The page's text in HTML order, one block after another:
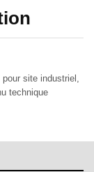
site industriel,
technique